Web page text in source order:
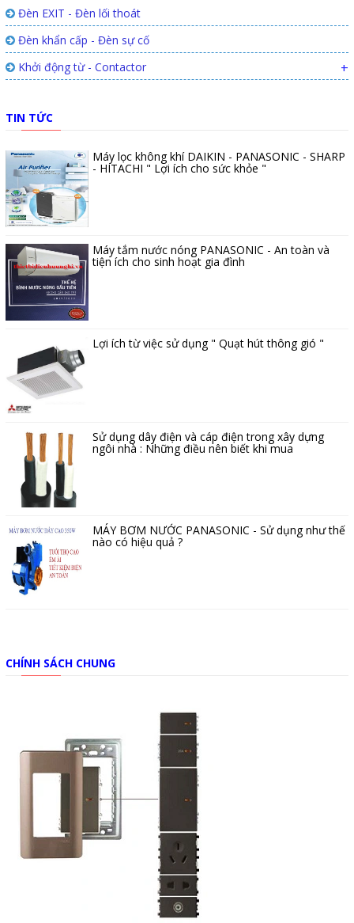
Đèn EXIT - Đèn lối thoát
Đèn khẩn cấp - Đèn sự cố
Khởi động từ - Contactor
+
TIN TỨC
Máy lọc không khí DAIKIN - PANASONIC - SHARP
- HITACHI " Lợi ích cho sức khỏe "
Máy tắm nước nóng PANASONIC - An toàn và
tiện ích cho sinh hoạt gia đình
Lợi ích từ việc sử dụng " Quạt hút thông gió "
Sử dụng dây điện và cáp điện trong xây dựng
ngôi nhà : Những điều nên biết khi mua
MÁY BƠM NƯỚC PANASONIC - Sử dụng như thế
nào có hiệu quả ?
CHÍNH SÁCH CHUNG